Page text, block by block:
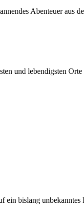
Abenteuer aus
und lebendigsten
ein bislang unbekanntes